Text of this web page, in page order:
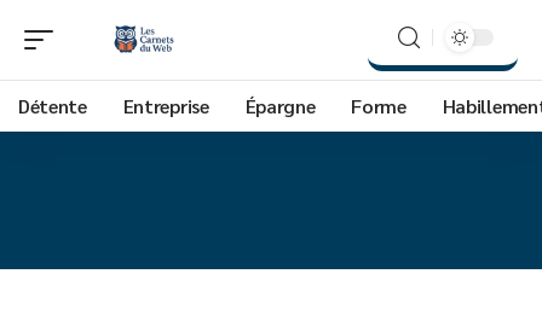
Détente Entreprise Épargne Forme